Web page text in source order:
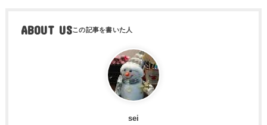
ABOUT US
sei